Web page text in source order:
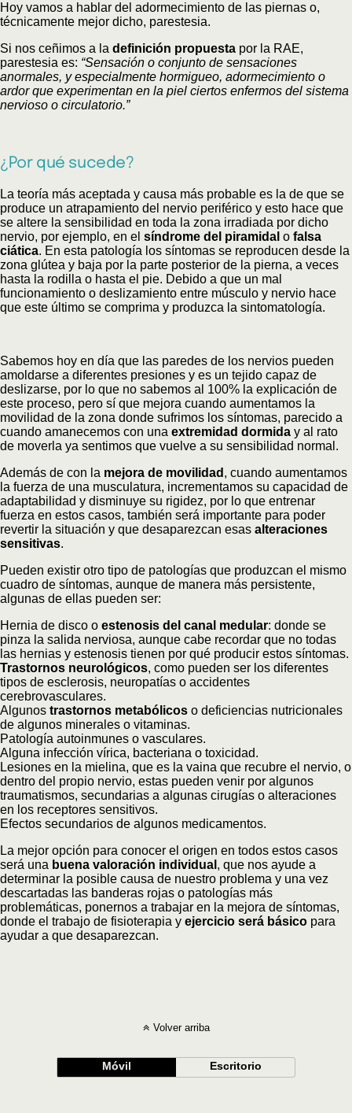
Hoy vamos a hablar del adormecimiento de las piernas o,
técnicamente mejor dicho, parestesia.
Si nos ceñimos a la definición propuesta por la RAE,
parestesia es: “Sensación o conjunto de sensaciones
anormales, y especialmente hormigueo, adormecimiento o
ardor que experimentan en la piel ciertos enfermos del sistema
nervioso o circulatorio.”
¿Por qué sucede?
La teoría más aceptada y causa más probable es la de que se
produce un atrapamiento del nervio periférico y esto hace que
se altere la sensibilidad en toda la zona irradiada por dicho
nervio, por ejemplo, en el síndrome del piramidal o falsa
ciática. En esta patología los síntomas se reproducen desde la
zona glútea y baja por la parte posterior de la pierna, a veces
hasta la rodilla o hasta el pie. Debido a que un mal
funcionamiento o deslizamiento entre músculo y nervio hace
que este último se comprima y produzca la sintomatología.
Sabemos hoy en día que las paredes de los nervios pueden
amoldarse a diferentes presiones y es un tejido capaz de
deslizarse, por lo que no sabemos al 100% la explicación de
este proceso, pero sí que mejora cuando aumentamos la
movilidad de la zona donde sufrimos los síntomas, parecido a
cuando amanecemos con una extremidad dormida y al rato
de moverla ya sentimos que vuelve a su sensibilidad normal.
Además de con la mejora de movilidad , cuando aumentamos
la fuerza de una musculatura, incrementamos su capacidad de
adaptabilidad y disminuye su rigidez, por lo que entrenar
fuerza en estos casos, también será importante para poder
revertir la situación y que desaparezcan esas alteraciones
sensitivas.
Pueden existir otro tipo de patologías que produzcan el mismo
cuadro de síntomas, aunque de manera más persistente,
algunas de ellas pueden ser:
Hernia de disco o estenosis del canal medular: donde se
pinza la salida nerviosa, aunque cabe recordar que no todas
las hernias y estenosis tienen por qué producir estos síntomas.
Trastornos neurológicos, como pueden ser los diferentes
tipos de esclerosis, neuropatías o accidentes
cerebrovasculares.
Algunos trastornos metabólicos o deficiencias nutricionales
de algunos minerales o vitaminas.
Patología autoinmunes o vasculares.
Alguna infección vírica, bacteriana o toxicidad.
Lesiones en la mielina, que es la vaina que recubre el nervio, o
dentro del propio nervio, estas pueden venir por algunos
traumatismos, secundarias a algunas cirugías o alteraciones
en los receptores sensitivos.
Efectos secundarios de algunos medicamentos.
La mejor opción para conocer el origen en todos estos casos
será una buena valoración individual , que nos ayude a
determinar la posible causa de nuestro problema y una vez
descartadas las banderas rojas o patologías más
problemáticas, ponernos a trabajar en la mejora de síntomas,
donde el trabajo de fisioterapia y ejercicio será básico para
ayudar a que desaparezcan.
Volver arriba
Móvil Escritorio